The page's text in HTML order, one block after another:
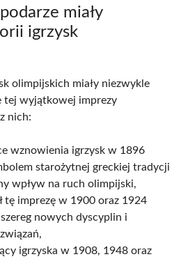
miały
igrzysk
olimpijskich miały niezwykle
tej wyjątkowej imprezy
nich:
wznowienia igrzysk w 1896
starożytnej greckiej tradycji
wpływ na ruch olimpijski,
tę imprezę w 1900 oraz 1924
nowych dyscyplin i
igrzyska w 1908, 1948 oraz